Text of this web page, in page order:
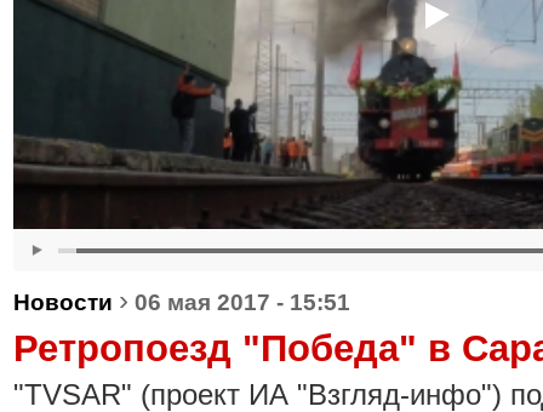
Новости › 06 мая 2017 - 15:51
Ретропоезд "Победа" в
"TVSAR" (проект ИА "Взгляд-инфо")